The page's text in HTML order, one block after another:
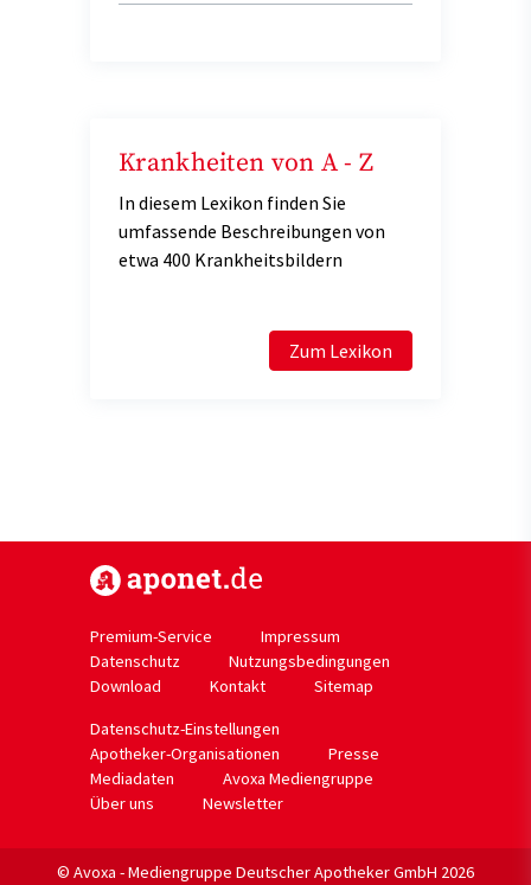
Krankheiten von A - Z
In diesem Lexikon finden Sie
umfassende Beschreibungen von
etwa 400 Krankheitsbildern
Zum Lexikon
Premium-Service
Impressum
Datenschutz
Nutzungsbedingungen
Download
Kontakt
Sitemap
Datenschutz-Einstellungen
Apotheker-Organisationen
Presse
Mediadaten
Avoxa Mediengruppe
Über uns
Newsletter
© Avoxa - Mediengruppe Deutscher Apotheker GmbH 2026